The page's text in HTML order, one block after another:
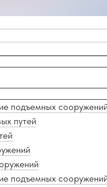
подъемных
путей
подъемных